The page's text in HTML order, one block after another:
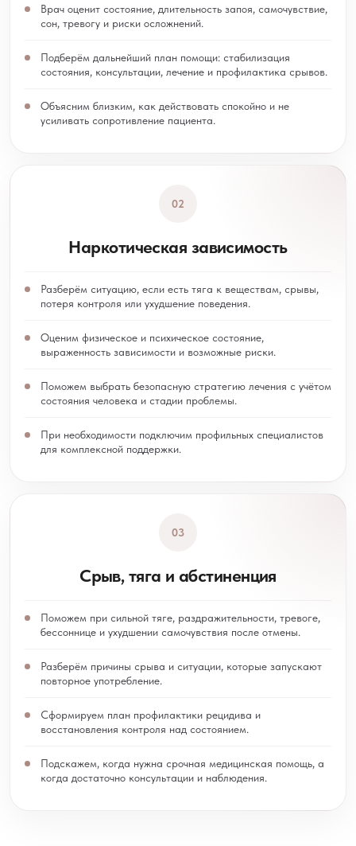
Врач оценит состояние, длительность запоя, самочувствие,
сон, тревогу и риски осложнений.
Подберём дальнейший план помощи: стабилизация
состояния, консультации, лечение и профилактика срывов.
Объясним близким, как действовать спокойно и не
усиливать сопротивление пациента.
02
Наркотическая зависимость
Разберём ситуацию, если есть тяга к веществам, срывы,
потеря контроля или ухудшение поведения.
Оценим физическое и психическое состояние,
выраженность зависимости и возможные риски.
Поможем выбрать безопасную стратегию лечения с учётом
состояния человека и стадии проблемы.
При необходимости подключим профильных специалистов
для комплексной поддержки.
03
Срыв, тяга и абстиненция
Поможем при сильной тяге, раздражительности, тревоге,
бессоннице и ухудшении самочувствия после отмены.
Разберём причины срыва и ситуации, которые запускают
повторное употребление.
Сформируем план профилактики рецидива и
восстановления контроля над состоянием.
Подскажем, когда нужна срочная медицинская помощь, а
когда достаточно консультации и наблюдения.